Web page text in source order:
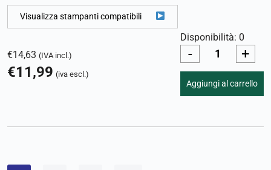
Visualizza stampanti compatibili
€14,63 (IVA incl.)
€11,99 (iva escl.)
Disponibilità: 0
- +
Aggiungi al carrello